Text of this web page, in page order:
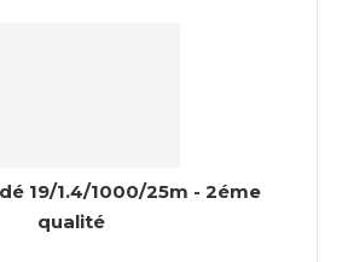
19/1.4/1000/25m - 2éme
qualité